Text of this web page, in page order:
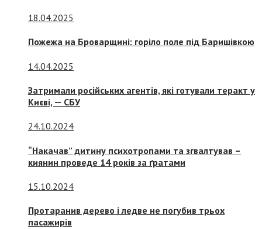
18.04.2025
Пожежа на Броварщині: горіло поле під Баришівкою
14.04.2025
Затримали російських агентів, які готували теракт у
Києві, — СБУ
24.10.2024
“Накачав” дитину психотропами та згвалтував –
киянин проведе 14 років за ґратами
15.10.2024
Протаранив дерево і ледве не погубив трьох
пасажирів